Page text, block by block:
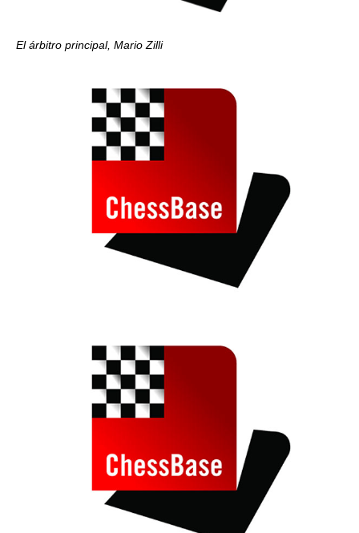
El árbitro principal, Mario Zilli